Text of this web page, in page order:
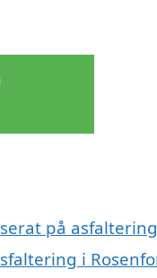
på
i